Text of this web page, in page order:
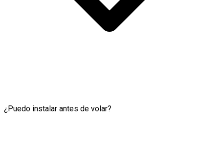
¿Puedo instalar antes de volar?